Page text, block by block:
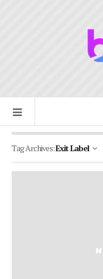
Tag Archives:Exit Label